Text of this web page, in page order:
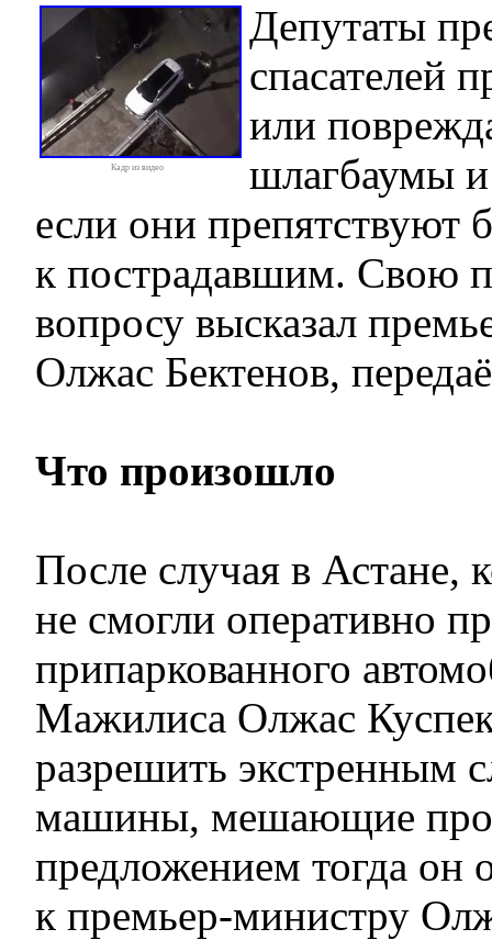
Кадр из видео
Депутаты
спасателей
или
шлагбаумы
если они препятствуют
к пострадавшим. Свою
вопросу высказал
Олжас Бектенов,
Что произошло
После случая в Астане,
не смогли оперативно
припаркованного
Мажилиса Олжас
разрешить экстренным
машины, мешающие
предложением тогда он
к премьер-министру